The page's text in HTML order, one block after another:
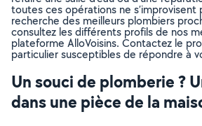
toutes ces opérations ne s’improvisent
recherche des meilleurs plombiers
consultez les différents profils de nos
plateforme AlloVoisins. Contactez le
particulier susceptibles de répondre à
Un souci de plomberie ?
dans une pièce de la